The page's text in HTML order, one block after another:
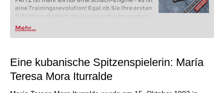
eine Trainingsrevolution! Egal, ob Sie Ihre ersten
Schritte in die Welt des Vereinsschachs machen
oder bereits auf Turnierniveau spielen: Mit
FRITZ trainieren Sie effizienter, intelligenter und
individueller als je zuvor.
Mehr...
Eine kubanische Spitzenspielerin: María
Teresa Mora Iturralde